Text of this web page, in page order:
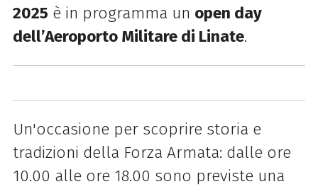
2025 è in programma un open day
dell’Aeroporto Militare di Linate.
Un'occasione per scoprire storia e
tradizioni della Forza Armata: dalle ore
10.00 alle ore 18.00 sono previste una